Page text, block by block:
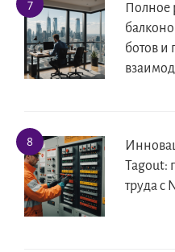
Полное
ботов и
Tagout:
труда с